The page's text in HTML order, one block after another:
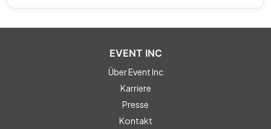
EVENT INC
Über Event Inc
Karriere
Presse
Kontakt